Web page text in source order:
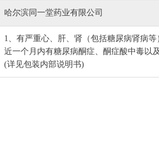
哈尔滨同一堂药业有限公司
1、有严重心、肝、肾（包括糖尿病肾病
近一个月内有糖尿病酮症、酮症酸中毒以
(详见包装内部说明书)